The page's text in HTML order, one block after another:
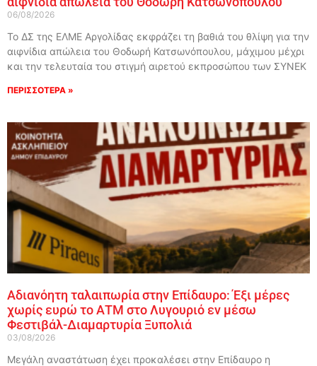
06/08/2026
Το ΔΣ της ΕΛΜΕ Αργολίδας εκφράζει τη βαθιά του θλίψη για την
αιφνίδια απώλεια του Θοδωρή Κατσωνόπουλου, μάχιμου μέχρι
και την τελευταία του στιγμή αιρετού εκπροσώπου των ΣΥΝΕΚ
ΠΕΡΙΣΣΟΤΕΡΑ »
Αδιανόητη ταλαιπωρία στην Επίδαυρο: Έξι μέρες
χωρίς ευρώ το ΑΤΜ στο Λυγουριό εν μέσω
Φεστιβάλ-Διαμαρτυρία Ξυπολιά
03/08/2026
Μεγάλη αναστάτωση έχει προκαλέσει στην Επίδαυρο η